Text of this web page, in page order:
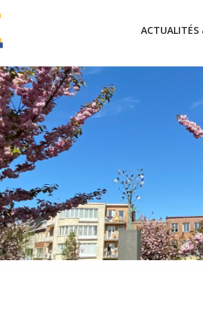
ACTUALITÉS